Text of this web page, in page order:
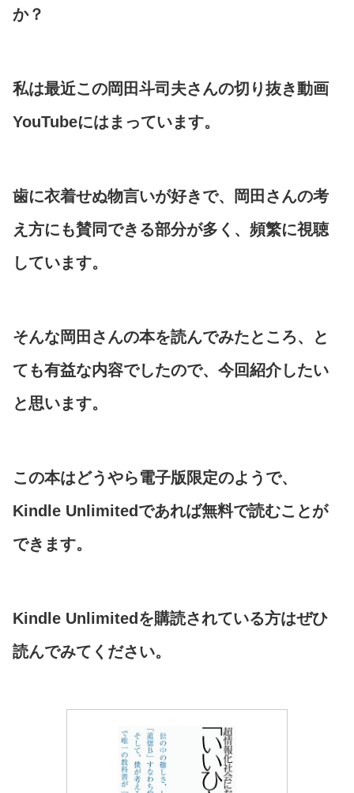
か？
私は最近この岡田斗司夫さんの切り抜き動画
YouTubeにはまっています。
歯に衣着せぬ物言いが好きで、岡田さんの考
え方にも賛同できる部分が多く、頻繁に視聴
しています。
そんな岡田さんの本を読んでみたところ、と
ても有益な内容でしたので、今回紹介したい
と思います。
この本はどうやら電子版限定のようで、
Kindle Unlimitedであれば無料で読むことが
できます。
Kindle Unlimitedを購読されている方はぜひ
読んでみてください。